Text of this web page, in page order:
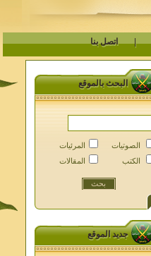
| اتصل بنا
البحث بالموقع
الصوتيات
الكتب
المرئيات
المقالات
جديد الموقع